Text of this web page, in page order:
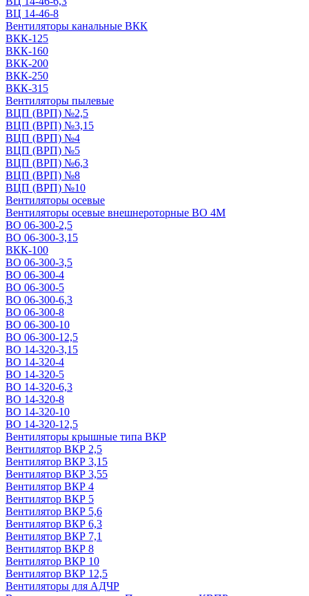
ВЦ 14-46-8
Вентиляторы канальные ВКК
ВКК-125
ВКК-160
ВКК-200
ВКК-250
ВКК-315
Вентиляторы пылевые
ВЦП (ВРП) №2,5
ВЦП (ВРП) №3,15
ВЦП (ВРП) №4
ВЦП (ВРП) №5
ВЦП (ВРП) №6,3
ВЦП (ВРП) №8
ВЦП (ВРП) №10
Вентиляторы осевые
Вентиляторы осевые внешнероторные ВО 4М
ВО 06-300-2,5
ВО 06-300-3,15
ВКК-100
ВО 06-300-3,5
ВО 06-300-4
ВО 06-300-5
ВО 06-300-6,3
ВО 06-300-8
ВО 06-300-10
ВО 06-300-12,5
ВО 14-320-3,15
ВО 14-320-4
ВО 14-320-5
ВО 14-320-6,3
ВО 14-320-8
ВО 14-320-10
ВО 14-320-12,5
Вентиляторы крышные типа ВКР
Вентилятор ВКР 2,5
Вентилятор ВКР 3,15
Вентилятор ВКР 3,55
Вентилятор ВКР 4
Вентилятор ВКР 5
Вентилятор ВКР 5,6
Вентилятор ВКР 6,3
Вентилятор ВКР 7,1
Вентилятор ВКР 8
Вентилятор ВКР 10
Вентилятор ВКР 12,5
Вентиляторы для АДЧР